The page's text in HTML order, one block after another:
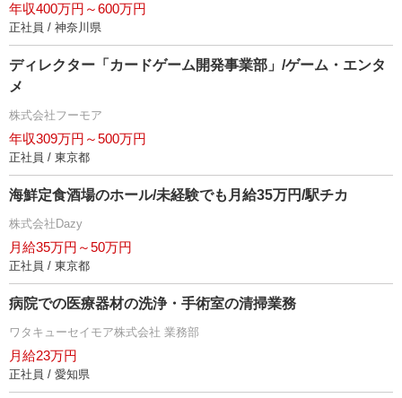
年収400万円～600万円
正社員 / 神奈川県
ディレクター「カードゲーム開発事業部」/ゲーム・エンタ
メ
株式会社フーモア
年収309万円～500万円
正社員 / 東京都
海鮮定食酒場のホール/未経験でも月給35万円/駅チカ
株式会社Dazy
月給35万円～50万円
正社員 / 東京都
病院での医療器材の洗浄・手術室の清掃業務
ワタキューセイモア株式会社 業務部
月給23万円
正社員 / 愛知県